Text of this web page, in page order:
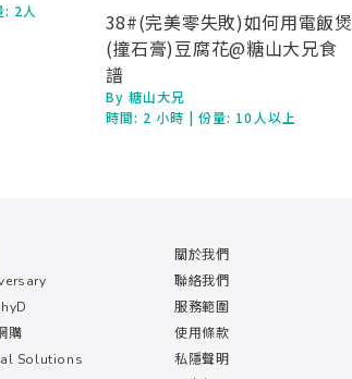
: 2人
38#(完美零失敗)如何用電飯煲
(撞石膏)豆腐花@糖山大兄食
譜
By 糖山大兄
時間: 2 小時 | 份量: 10人以上
購
Solutions
關於我們
聯絡我們
服務範圍
使用條款
私隱聲明